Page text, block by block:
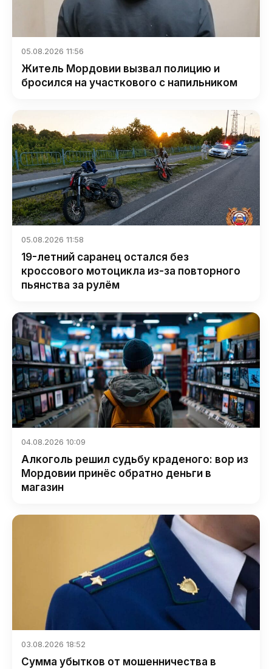
05.08.2026 11:56
Житель Мордовии вызвал полицию и
бросился на участкового с напильником
05.08.2026 11:58
19-летний саранец остался без
кроссового мотоцикла из-за повторного
пьянства за рулём
04.08.2026 10:09
Алкоголь решил судьбу краденого: вор из
Мордовии принёс обратно деньги в
магазин
03.08.2026 18:52
Сумма убытков от мошенничества в